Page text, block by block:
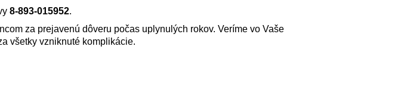
8-893-015952.
za prejavenú dôveru počas uplynulých rokov. Veríme vo Vaše
všetky vzniknuté komplikácie.